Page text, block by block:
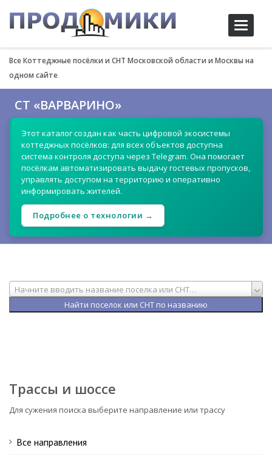
Toggle
Все Коттеджные посёлки и СНТ Московской области и Москвы на
одном сайте
СТ «ВАРВАРИНО»
Этот каталог создан как часть цифровой экосистемы
коттеджных посёлков: для всех объектов доступна
система контроля доступа через Telegram. Она помогает
посёлкам автоматизировать выдачу гостевых пропусков,
управлять доступом на территорию и оперативно
информировать жителей.
Подробнее о технологии →
Начните вводить название поселка или СНТ…
Трассы и шоссе
Для сужения поиска выберите направление или трассу
Все направления